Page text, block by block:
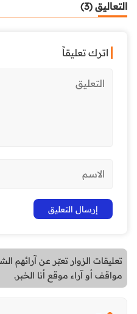
التعاليق (3)
اترك تعليقاً
تعليقات الزوار تعبّر عن آرائهم
مواقف أو آراء موقع أنا الخبر.